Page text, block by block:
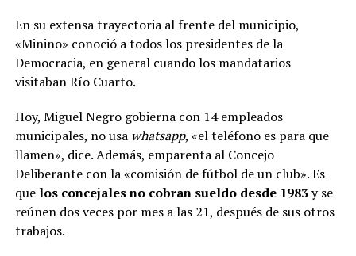
En su extensa trayectoria al frente del municipio,
«Minino» conoció a todos los presidentes de la
Democracia, en general cuando los mandatarios
visitaban Río Cuarto.
Hoy, Miguel Negro gobierna con 14 empleados
municipales, no usa whatsapp, «el teléfono es para que
llamen», dice. Además, emparenta al Concejo
Deliberante con la «comisión de fútbol de un club». Es
que los concejales no cobran sueldo desde 1983y se
reúnen dos veces por mes a las 21, después de sus otros
trabajos.